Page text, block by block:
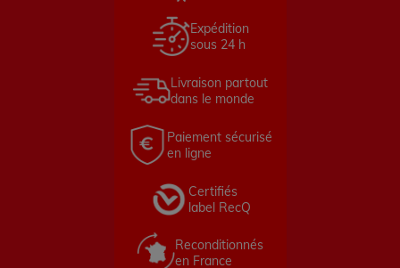
Expédition
sous 24 h
Livraison partout
dans le monde
Paiement sécurisé
en ligne
Certifiés
label RecQ
Reconditionnés
en France